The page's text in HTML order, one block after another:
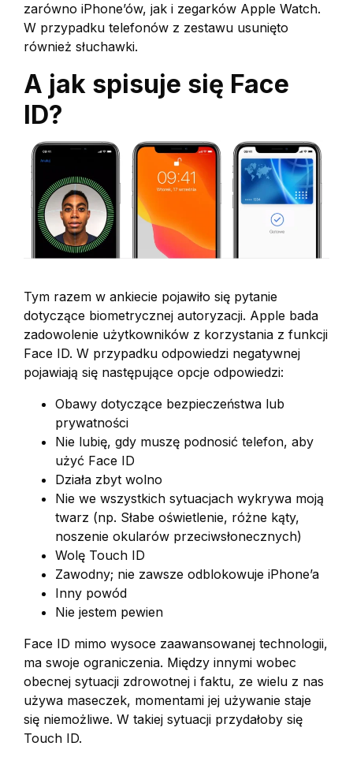
zarówno iPhone’ów, jak i zegarków Apple Watch.
W przypadku telefonów z zestawu usunięto
również słuchawki.
A jak spisuje się Face
ID?
Tym razem w ankiecie pojawiło się pytanie
dotyczące biometrycznej autoryzacji. Apple bada
zadowolenie użytkowników z korzystania z funkcji
Face ID. W przypadku odpowiedzi negatywnej
pojawiają się następujące opcje odpowiedzi:
Obawy dotyczące bezpieczeństwa lub
prywatności
Nie lubię, gdy muszę podnosić telefon, aby
użyć Face ID
Działa zbyt wolno
Nie we wszystkich sytuacjach wykrywa moją
twarz (np. Słabe oświetlenie, różne kąty,
noszenie okularów przeciwsłonecznych)
Wolę Touch ID
Zawodny; nie zawsze odblokowuje iPhone’a
Inny powód
Nie jestem pewien
Face ID mimo wysoce zaawansowanej technologii,
ma swoje ograniczenia. Między innymi wobec
obecnej sytuacji zdrowotnej i faktu, ze wielu z nas
używa maseczek, momentami jej używanie staje
się niemożliwe. W takiej sytuacji przydałoby się
Touch ID.